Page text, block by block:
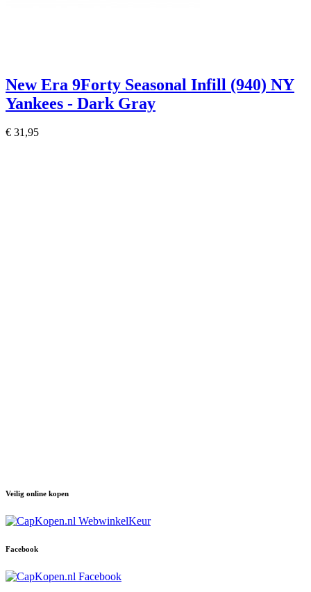
New Era 9Forty Seasonal Infill (940) NY
Yankees - Dark Gray
€ 31,95
Veilig online kopen
Facebook